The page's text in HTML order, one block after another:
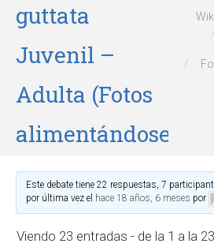
guttata
Juvenil –
Adulta (Fotos
alimentándose)
Este debate tiene 22 respuestas, 7
por última vez el hace 18 años, 6 meses por
Viendo 23 entradas - de la 1 a la